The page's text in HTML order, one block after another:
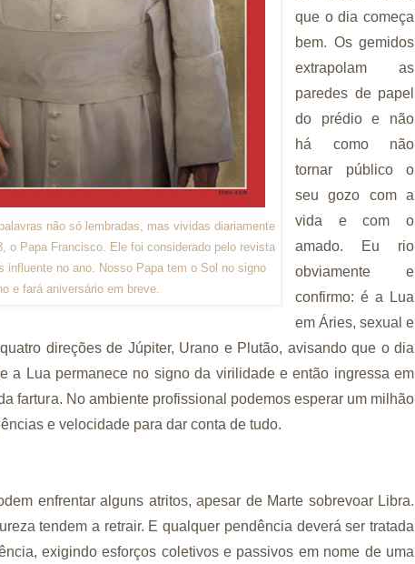
não só lembradas, mas vividas diariamente
o Papa Francisco. Ele foi considerado pelo revista
influente no ano. Nosso Papa tem o Sol no signo
e fará aniversário em breve.
que o dia começa
bem. Os gemidos
extrapolam as
paredes de papel
do prédio e não
há como não
tornar público o
seu gozo com a
vida e com o
amado. Eu rio
obviamente e
confirmo: é a Lua
em Áries, sexual e
direções de Júpiter, Urano e Plutão, avisando que o dia
a Lua permanece no signo da virilidade e então ingressa em
fartura. No ambiente profissional podemos esperar um milhão
e velocidade para dar conta de tudo.
enfrentar alguns atritos, apesar de Marte sobrevoar Libra.
tendem a retrair. E qualquer pendência deverá ser tratada
exigindo esforços coletivos e passivos em nome de uma